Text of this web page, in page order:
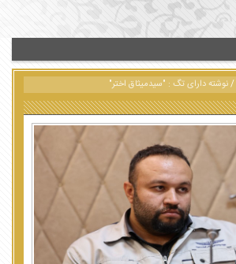
/نوشته دارای تگ : "سیدمیثاق اختر"